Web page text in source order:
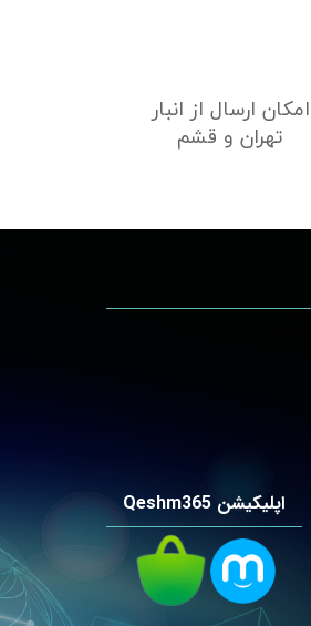
امکان ارسال از انبار
تهران و قشم
اپلیکیشن Qeshm365